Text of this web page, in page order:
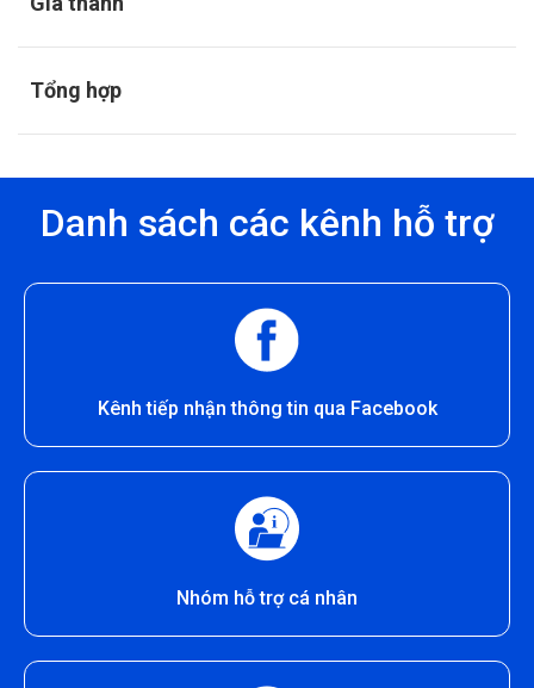
Tổng hợp
Danh sách các kênh hỗ trợ
Kênh tiếp nhận thông tin qua Facebook
Nhóm hỗ trợ cá nhân